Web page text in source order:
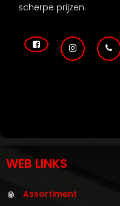
scherpe prijzen.
WEB LINKS
Assortiment